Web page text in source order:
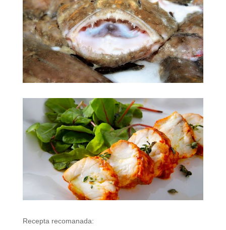
Recepta recomanada: